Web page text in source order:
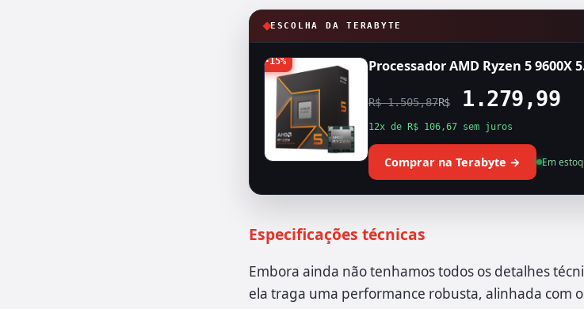
ESCOLHA DA TERABYTE
-15% Processador AMD Ryzen 5 9600X
R$ 1.505,87R$1.279,99
12x de R$ 106,67 sem juros
Comprar na Terabyte → Em
Especificações técnicas
Embora ainda não tenhamos todos os detalhes
ela traga uma performance robusta, alinhada com